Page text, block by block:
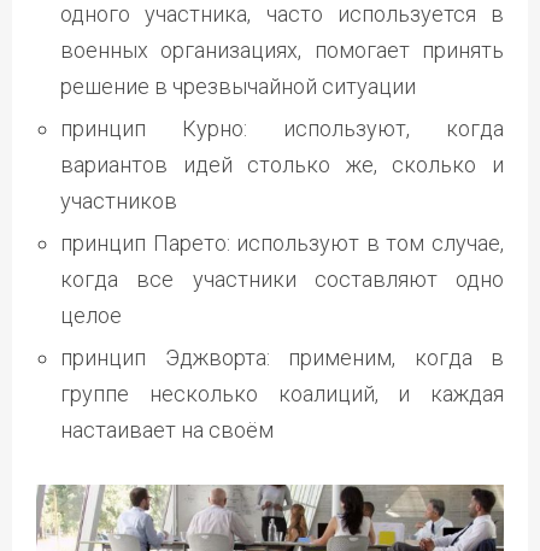
одного участника, часто используется в
военных организациях, помогает принять
решение в чрезвычайной ситуации
принцип Курно: используют, когда
вариантов идей столько же, сколько и
участников
принцип Парето: используют в том случае,
когда все участники составляют одно
целое
принцип Эджворта: применим, когда в
группе несколько коалиций, и каждая
настаивает на своём